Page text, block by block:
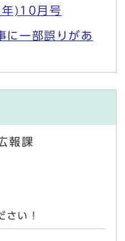
)10月号
に一部誤りがあ
報課
さい！